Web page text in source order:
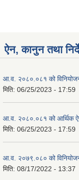
ऐन, कानुन तथा
आ.व. २०८०.०८१ को
मिति: 06/25/2023 - 17:59
आ.व. २०८०.०८१ को आर्थिक
मिति: 06/25/2023 - 17:59
आ.व. २०७९.०८० को
मिति: 08/17/2022 - 13:37